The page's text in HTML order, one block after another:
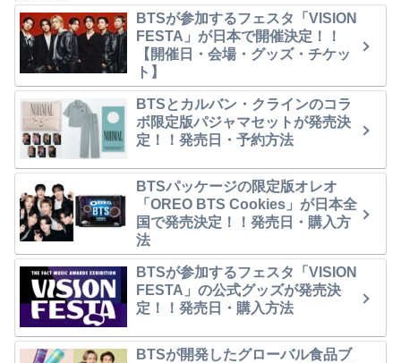
BTSが参加するフェスタ「VISION
FESTA」が日本で開催決定！！
【開催日・会場・グッズ・チケッ
ト】
BTSとカルバン・クラインのコラ
ボ限定版パジャマセットが発売決
定！！発売日・予約方法
BTSパッケージの限定版オレオ
「OREO BTS Cookies」が日本全
国で発売決定！！発売日・購入方
法
BTSが参加するフェスタ「VISION
FESTA」の公式グッズが発売決
定！！発売日・購入方法
BTSが開発したグローバル食品ブ